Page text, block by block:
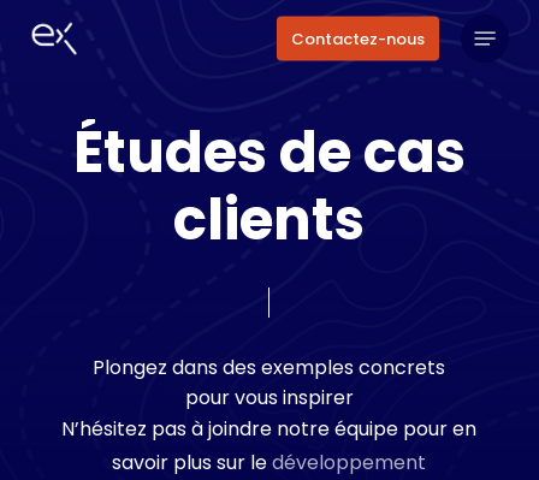
Contactez-nous
Études decas
clients
Plongez dansdesexemplesconcrets
pourvousinspirer
N’hésitez pas à joindre notre équipe pour en
savoir plus sur ledéveloppement